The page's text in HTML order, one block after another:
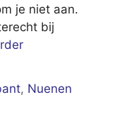
je niet aan.
bij
, Nuenen